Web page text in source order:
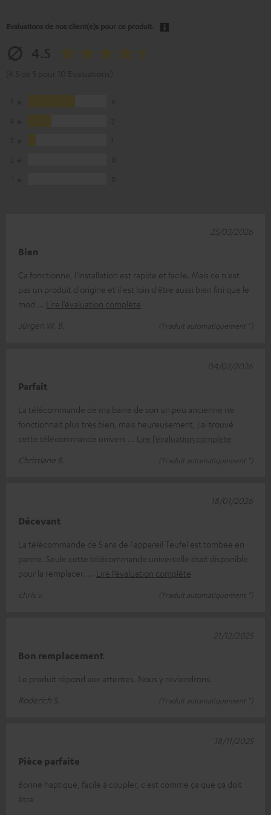
Evaluations de nos client(e)s pour ce produit.
Bien
Ça fonctionne, l'installation est rapide et facile. Mais ce n'est
pas un produit d'origine et il est loin d'être aussi bien fini que le
mod
Lire l’évaluation complète
Jürgen W. B.
(Traduit automatiquement *)
25/03/2026
Parfait
La télécommande de ma barre de son un peu ancienne ne
fonctionnait plus très bien, mais heureusement, j'ai trouvé
cette télécommande univers
Lire l’évaluation complète
Christiane B.
(Traduit automatiquement *)
04/02/2026
Décevant
La télécommande de 5 ans de l'appareil Teufel est tombée en
panne. Seule cette télécommande universelle était disponible
pour la remplacer.
Lire l’évaluation complète
chris v.
(Traduit automatiquement *)
18/01/2026
Bon remplacement
Le produit répond aux attentes. Nous y reviendrons.
Roderich S.
(Traduit automatiquement *)
21/12/2025
Pièce parfaite
Bonne haptique, facile à coupler, c'est comme ça que ça doit
être
18/11/2025